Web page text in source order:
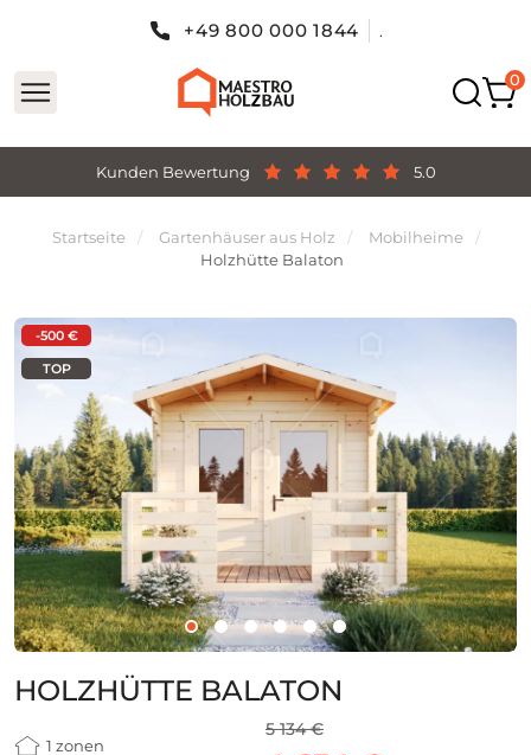
Kunden Bewertung 5.0
+49 800 000 1844 .
Startseite Gartenhäuser aus Holz
Mobilheime
Holzhütte Balaton
-500 €
TOP
HOLZHÜTTE BALATON
1 zonen
5 134 €